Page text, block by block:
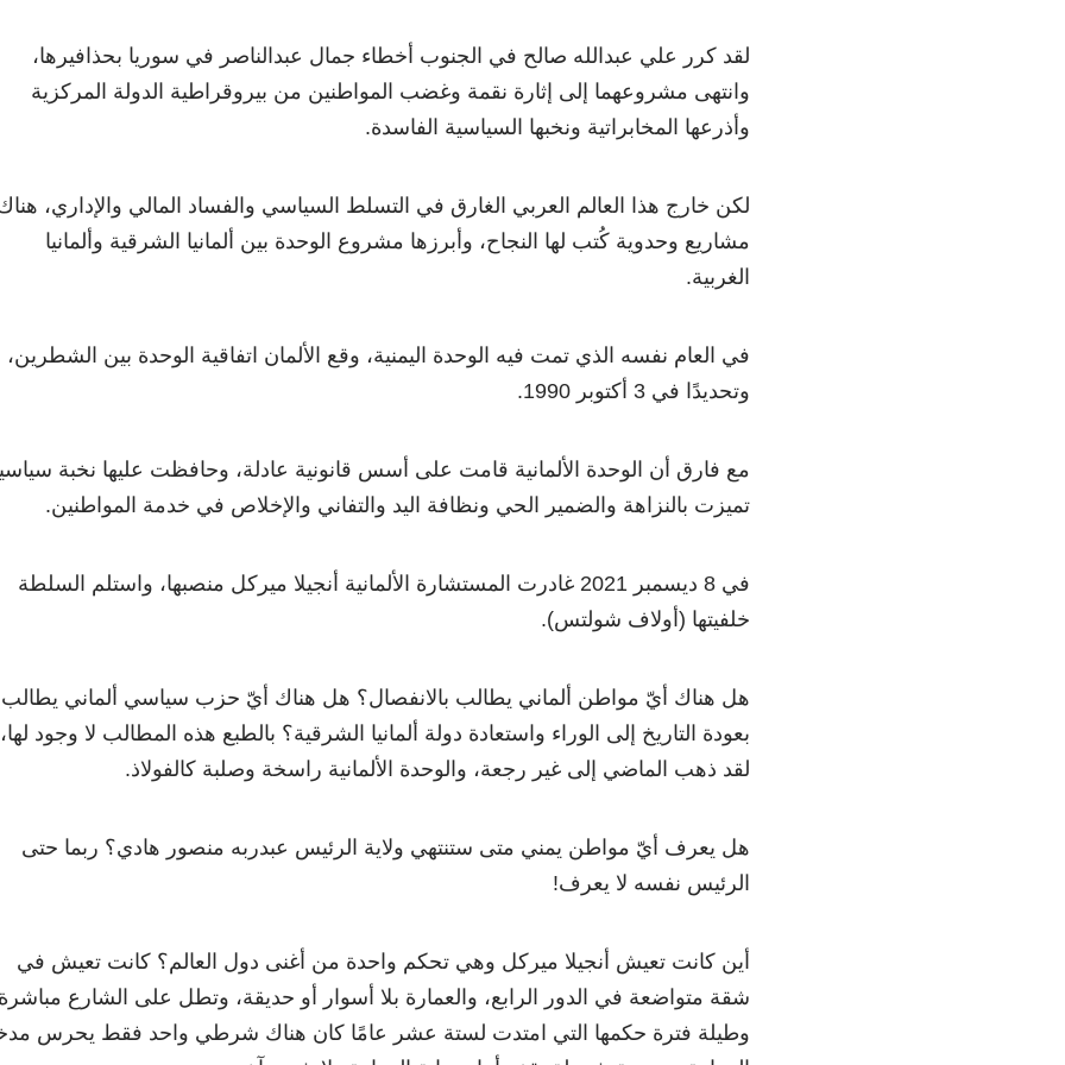
لقد كرر علي عبدالله صالح في الجنوب أخطاء جمال عبدالناصر في سوريا بحذافيرها،
وانتهى مشروعهما إلى إثارة نقمة وغضب المواطنين من بيروقراطية الدولة المركزية
وأذرعها المخابراتية ونخبها السياسية الفاسدة.
لكن خارج هذا العالم العربي الغارق في التسلط السياسي والفساد المالي والإداري،
مشاريع وحدوية كُتب لها النجاح، وأبرزها مشروع الوحدة بين ألمانيا الشرقية وألمانيا
الغربية.
في العام نفسه الذي تمت فيه الوحدة اليمنية، وقع الألمان اتفاقية الوحدة بين الشطرين،
وتحديدًا في 3 أكتوبر 1990.
مع فارق أن الوحدة الألمانية قامت على أسس قانونية عادلة، وحافظت عليها نخبة
تميزت بالنزاهة والضمير الحي ونظافة اليد والتفاني والإخلاص في خدمة المواطنين.
في 8 ديسمبر 2021 غادرت المستشارة الألمانية أنجيلا ميركل منصبها، واستلم السلطة
خلفيتها (أولاف شولتس).
هل هناك أيّ مواطن ألماني يطالب بالانفصال؟ هل هناك أيّ حزب سياسي ألماني يطالب
بعودة التاريخ إلى الوراء واستعادة دولة ألمانيا الشرقية؟ بالطبع هذه المطالب لا وجود لها،
لقد ذهب الماضي إلى غير رجعة، والوحدة الألمانية راسخة وصلبة كالفولاذ.
هل يعرف أيّ مواطن يمني متى ستنتهي ولاية الرئيس عبدربه منصور هادي؟ ربما حتى
الرئيس نفسه لا يعرف!
أين كانت تعيش أنجيلا ميركل وهي تحكم واحدة من أغنى دول العالم؟ كانت تعيش في
شقة متواضعة في الدور الرابع، والعمارة بلا أسوار أو حديقة، وتطل على الشارع
وطيلة فترة حكمها التي امتدت لستة عشر عامًا كان هناك شرطي واحد فقط يحرس